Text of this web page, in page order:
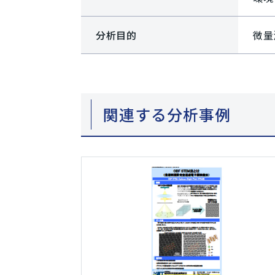
分析目的 微
関連する分析事例